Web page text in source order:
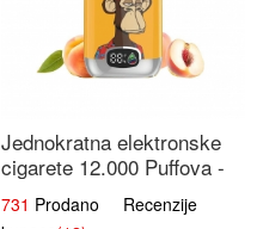
Jednokratna elektronske
cigarete 12.000 Puffova -
Breskva i Voćni Sok |
Osježavajuća Voćna
731 Prodano Recenzije